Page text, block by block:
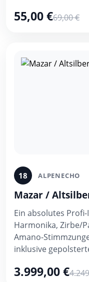
55,00 €69,00 €
18 ALPENECHO
Mazar /
Ein absolutes
Harmonika, Zirbe/
Amano-
inklusive
3.999,00 €